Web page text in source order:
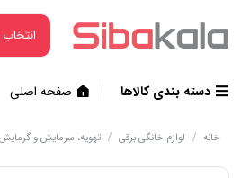
دسته بندی کالاها صفحه اصلی
خانه / لوازم خانگی برقی / تهویه، سرمایش و گرمایش